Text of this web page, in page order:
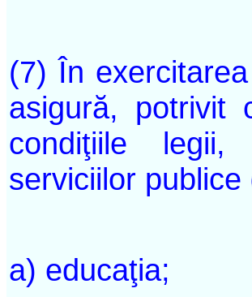
(7) În
asigură,
condiţiile
serviciilor
a) educaţia;